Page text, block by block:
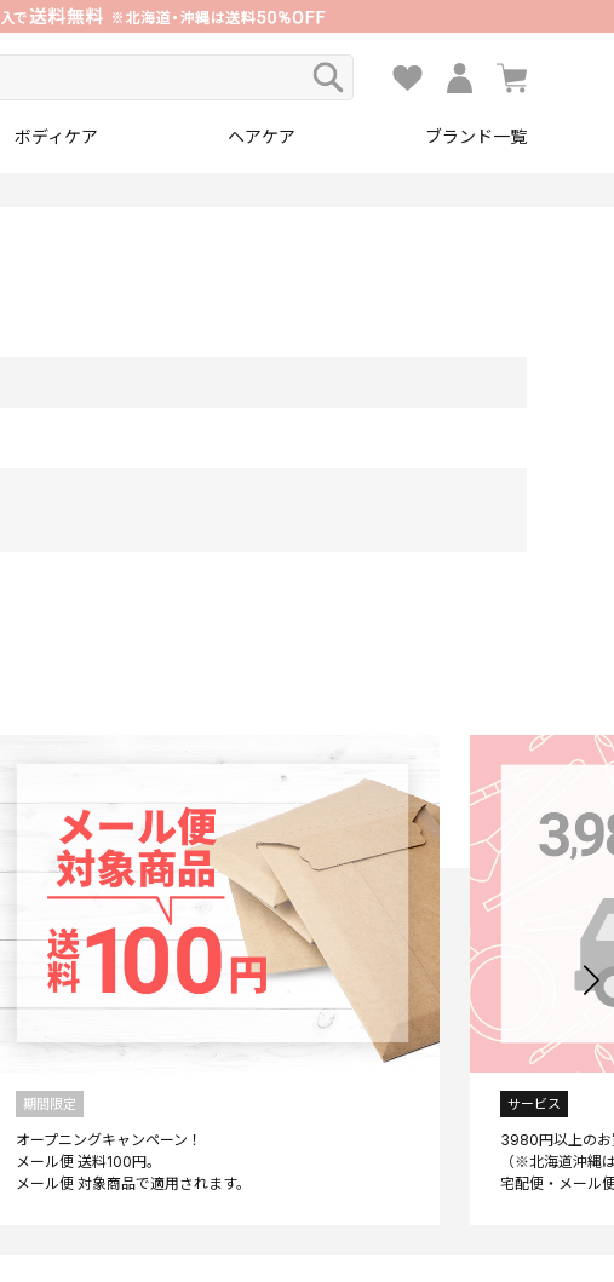
ボディケア ヘアケア ブランド一覧
期間限定
オープニングキャンペーン！
メール便 送料100円。
サービス
3980円以上のお
（※北海道沖縄